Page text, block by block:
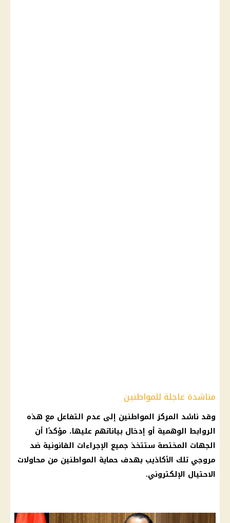
مناشدة عاجلة للمواطنين
وقد ناشد المركز المواطنين إلى عدم التفاعل مع هذه
الروابط الوهمية أو إدخال بياناتهم عليها، مؤكدًا أن
الجهات المختصة ستتخذ جميع الإجراءات القانونية ضد
مروجي تلك الأكاذيب بهدف حماية المواطنين من محاولات
الاحتيال الإلكتروني.